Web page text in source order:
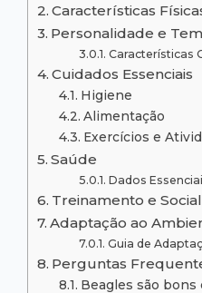
Características
Personalidade e
Características
Cuidados Essenciais
Higiene
Alimentação
Exercícios e
Saúde
Dados
Treinamento e
Adaptação ao
Guia de
Perguntas
Beagles são bons